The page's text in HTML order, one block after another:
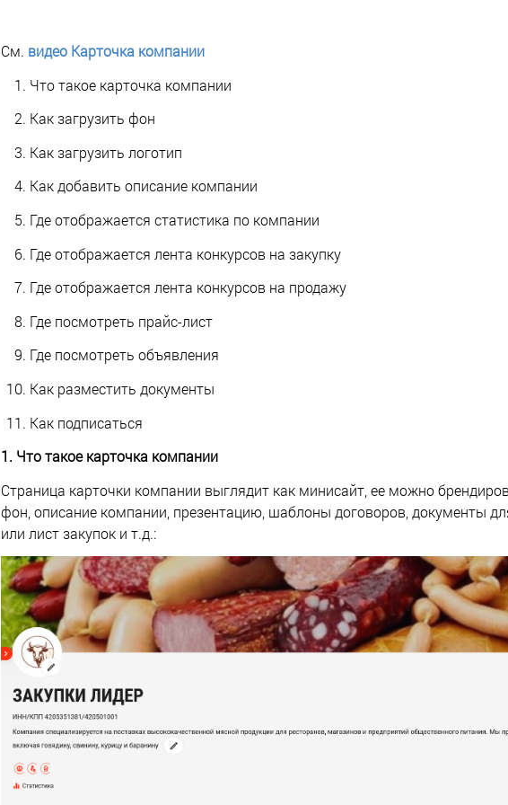
См. видео Карточка компании
Что такое карточка компании
Как загрузить фон
Как загрузить логотип
Как добавить описание компании
Где отображается статистика по компании
Где отображается лента конкурсов на закупку
Где отображается лента конкурсов на продажу
Где посмотреть прайс-лист
Где посмотреть объявления
Как разместить документы
Как подписаться
1. Что такое карточка компании
Страница карточки компании выглядит как минисайт, ее можно
фон, описание компании, презентацию, шаблоны договоров, документы
или лист закупок и т.д.: